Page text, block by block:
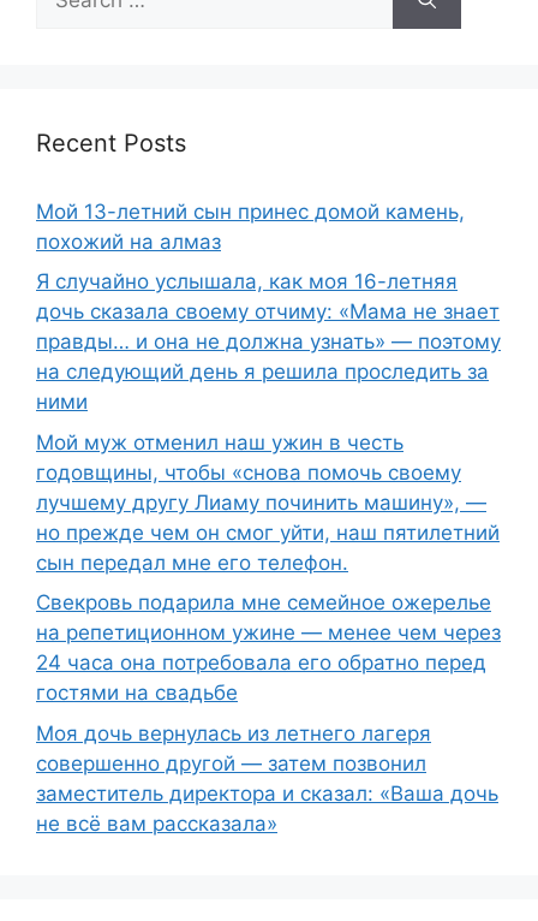
for:
Recent Posts
Мой 13-летний сын принес домой камень,
похожий на алмаз
Я случайно услышала, как моя 16-летняя
дочь сказала своему отчиму: «Мама не знает
правды… и она не должна узнать» — поэтому
на следующий день я решила проследить за
ними
Мой муж отменил наш ужин в честь
годовщины, чтобы «снова помочь своему
лучшему другу Лиаму починить машину», —
но прежде чем он смог уйти, наш пятилетний
сын передал мне его телефон.
Свекровь подарила мне семейное ожерелье
на репетиционном ужине — менее чем через
24 часа она потребовала его обратно перед
гостями на свадьбе
Моя дочь вернулась из летнего лагеря
совершенно другой — затем позвонил
заместитель директора и сказал: «Ваша дочь
не всё вам рассказала»